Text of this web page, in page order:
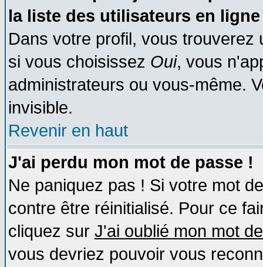
la liste des utilisateurs en
Dans votre profil, vous trouverez
si vous choisissez Oui, vous
administrateurs ou vous-même.
invisible.
Revenir en haut
J'ai perdu mon mot de passe !
Ne paniquez pas ! Si votre mot
contre être réinitialisé. Pour ce
cliquez sur J'ai oublié mon mot
vous devriez pouvoir vous